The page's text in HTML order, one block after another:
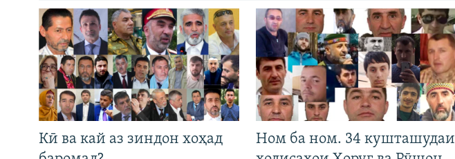
Кӣ ва кай аз зиндон хоҳад
Ном ба ном. 34 кушташудаи